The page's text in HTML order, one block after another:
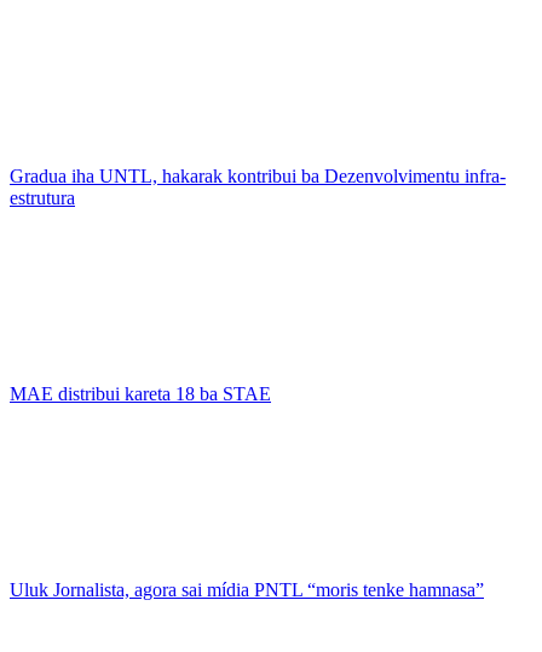
Gradua iha UNTL, hakarak kontribui ba Dezenvolvimentu infra-
estrutura
MAE distribui kareta 18 ba STAE
Uluk Jornalista, agora sai mídia PNTL “moris tenke hamnasa”